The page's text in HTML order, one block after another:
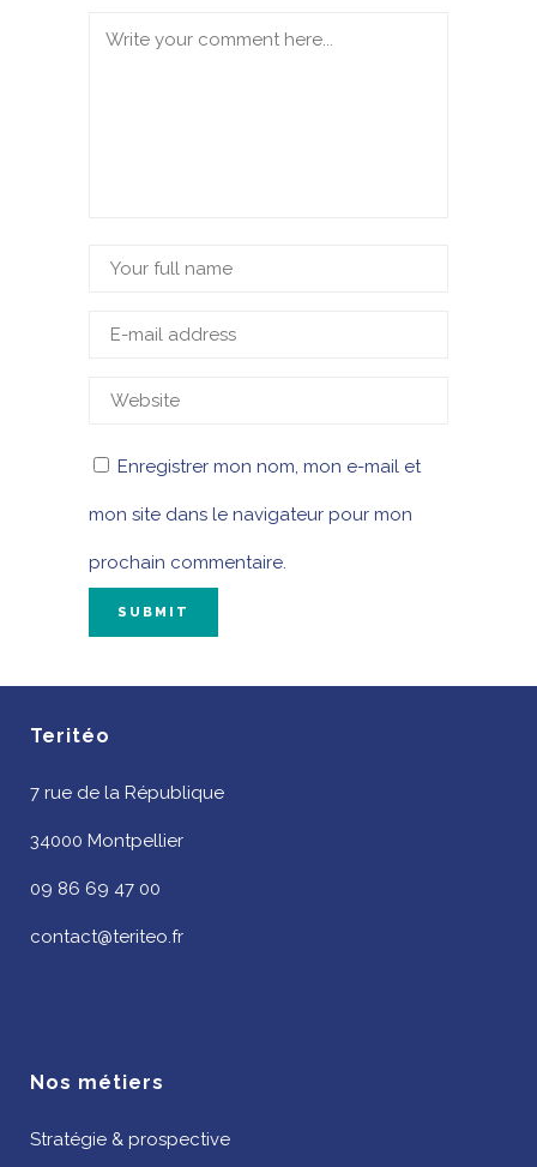
Enregistrer mon nom, mon e-mail et
mon site dans le navigateur pour mon
prochain commentaire.
Teritéo
7 rue de la République
34000 Montpellier
09 86 69 47 00
contact@teriteo.fr
Nos métiers
Stratégie & prospective